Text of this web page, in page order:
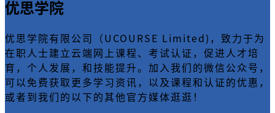
优思学院
优思学院有限公司（UCOURSE Limited)，致力于为
在职人士建立云端网上课程、考试认证，促进人才培
育，个人发展，和技能提升。加入我们的微信公众号，
可以免费获取更多学习资讯，以及课程和认证的优惠，
或者到我们的以下的其他官方媒体逛逛！